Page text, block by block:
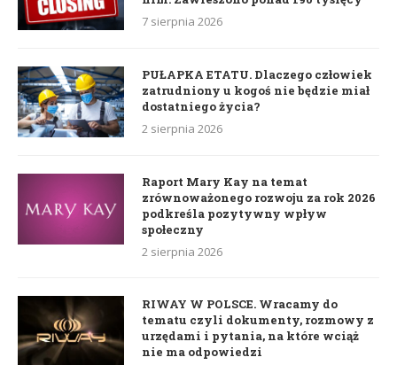
7 sierpnia 2026
PUŁAPKA ETATU. Dlaczego człowiek
zatrudniony u kogoś nie będzie miał
dostatniego życia?
2 sierpnia 2026
Raport Mary Kay na temat
zrównoważonego rozwoju za rok 2026
podkreśla pozytywny wpływ
społeczny
2 sierpnia 2026
RIWAY W POLSCE. Wracamy do
tematu czyli dokumenty, rozmowy z
urzędami i pytania, na które wciąż
nie ma odpowiedzi